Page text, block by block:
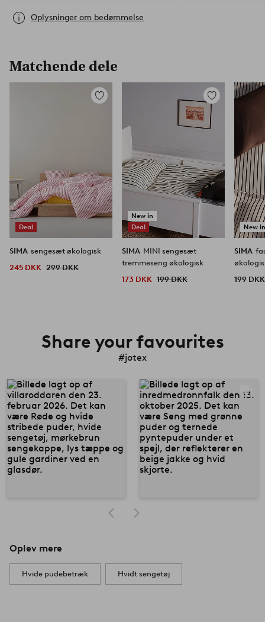
Oplysninger om bedømmelse
Matchende dele
Deal
Tilføj
SIMA
sengesæt økologisk
245 DKK 299 DKK
New in
Deal
Tilføj
til
favoritter
SIMA MINI sengesæt
tremmeseng økologisk
173 DKK 199 DKK
New
SIMA
199 DKK
Share your favourites
#jotex
Oplev mere
Hvide pudebetræk Hvidt sengetøj